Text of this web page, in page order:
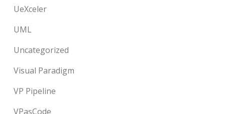
UeXceler
UML
Uncategorized
Visual Paradigm
VP Pipeline
VPasCode